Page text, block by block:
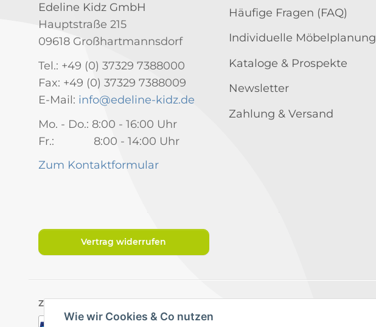
Wie wir Cookies & Co nutzen
Edeline Kidz GmbH
Hauptstraße 215
09618 Großhartmannsdorf
Tel.: +49 (0) 37329 7388000
Fax: +49 (0) 37329 7388009
E-Mail: info@edeline-kidz.de
Mo. - Do.: 8:00 - 16:00 Uhr
Fr.: 8:00 - 14:00 Uhr
Zum Kontaktformular
Häufige Fragen (FAQ)
Individuelle Möbelplanung
Kataloge & Prospekte
Newsletter
Zahlung & Versand
Vertrag widerrufen
Zahlungsarten